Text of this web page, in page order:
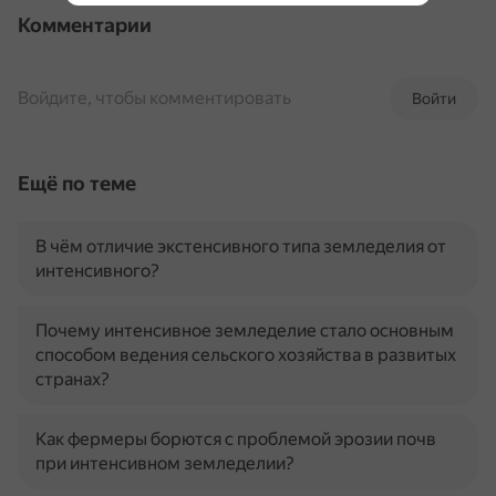
Комментарии
Войти
Войдите, чтобы комментировать
Ещё по теме
В чём отличие экстенсивного типа земледелия от
интенсивного?
Почему интенсивное земледелие стало основным
способом ведения сельского хозяйства в развитых
странах?
Как фермеры борются с проблемой эрозии почв
при интенсивном земледелии?